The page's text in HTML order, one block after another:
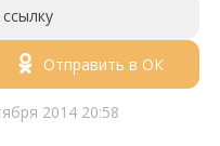
Отправить в ОК
2014 20:58